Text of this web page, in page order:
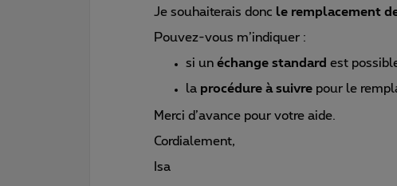
Je souhaiterais donc le remplacement
Pouvez-vous m’indiquer :
si un échange standard est
la procédure à suivre pour le
Merci d’avance pour votre aide.
Cordialement,
Isa